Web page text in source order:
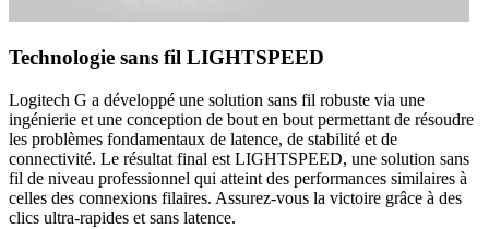
Technologie sans fil LIGHTSPEED
Logitech G a développé une solution sans fil robuste via une
ingénierie et une conception de bout en bout permettant de résoudre
les problèmes fondamentaux de latence, de stabilité et de
connectivité. Le résultat final est LIGHTSPEED, une solution sans
fil de niveau professionnel qui atteint des performances similaires à
celles des connexions filaires. Assurez-vous la victoire grâce à des
clics ultra-rapides et sans latence.